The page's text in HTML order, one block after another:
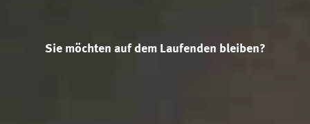
Sie möchten auf dem Laufenden bleiben?